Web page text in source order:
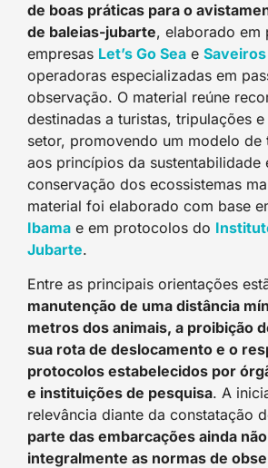
de boas práticas para o
de baleias-jubarte, elaborado em
empresas Let’s Go Sea e
operadoras especializadas em
observação. O material reúne
destinadas a turistas, tripulações
setor, promovendo um modelo de
aos princípios da sustentabilidade
conservação dos ecossistemas
material foi elaborado com base
Ibama e em protocolos do
Jubarte.
Entre as principais orientações
manutenção de uma distância
metros dos animais, a proibição
sua rota de deslocamento e o
protocolos estabelecidos por
e instituições de pesquisa. A
relevância diante da constatação
parte das embarcações ainda
integralmente as normas de